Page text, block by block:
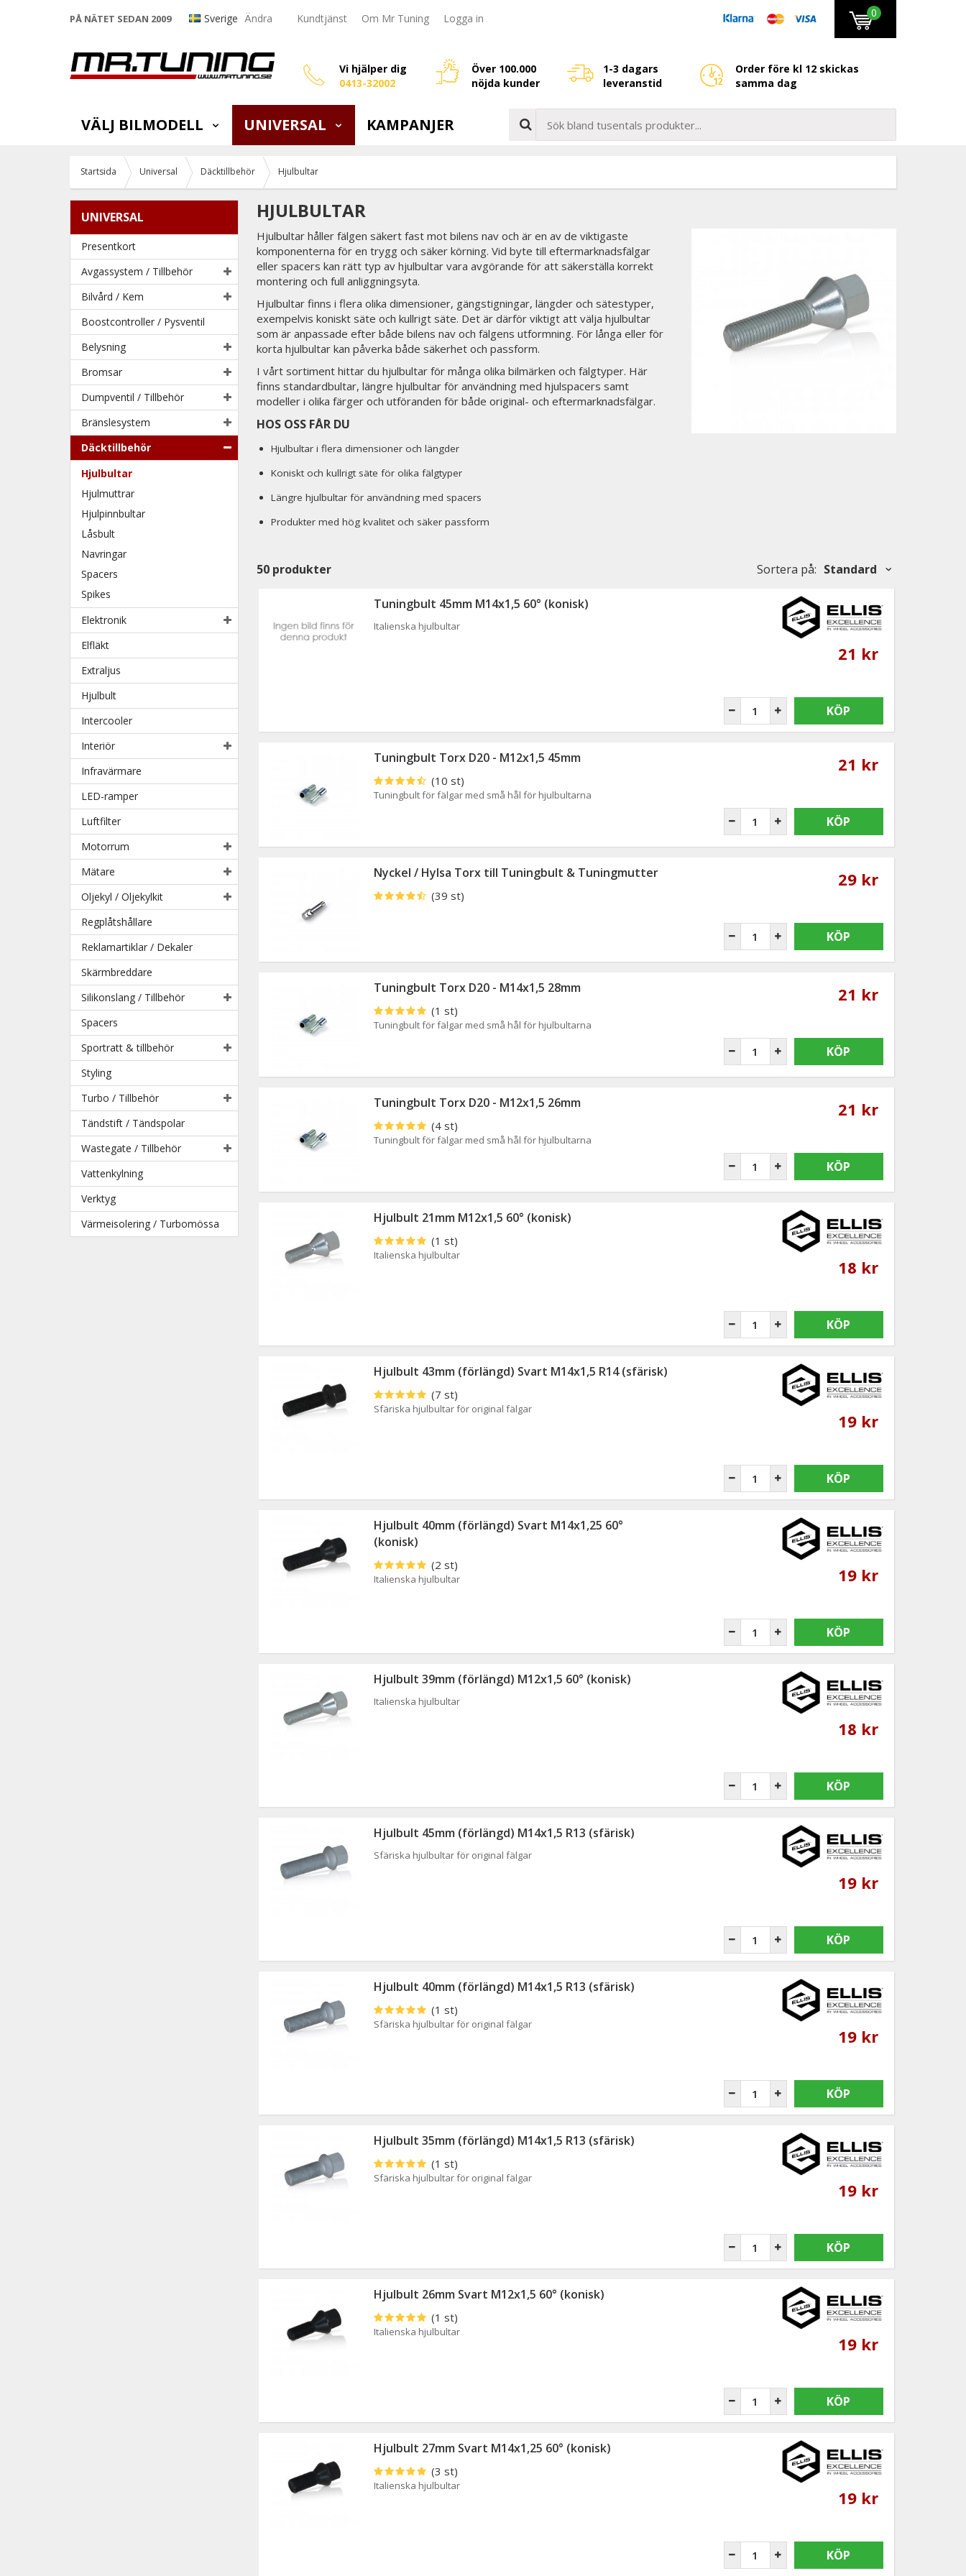
PÅ NÄTET SEDAN 2009 Sverige Ändra Kundtjänst Om Mr Tuning Logga in 0
Vi hjälper dig
0413-32002
Över 100.000
nöjda kunder
1-3 dagars
leveranstid
Order före kl 12 skickas
samma dag
VÄLJ BILMODELL UNIVERSAL KAMPANJER
Startsida Universal Däcktillbehör Hjulbultar
UNIVERSAL
Presentkort
Avgassystem / Tillbehör
Bilvård / Kem
Boostcontroller / Pysventil
Belysning
Bromsar
Dumpventil / Tillbehör
Bränslesystem
Däcktillbehör
Hjulbultar
Hjulmuttrar
Hjulpinnbultar
Låsbult
Navringar
Spacers
Spikes
Elektronik
Elfläkt
Extraljus
Hjulbult
Intercooler
Interiör
Infravärmare
LED-ramper
Luftfilter
Motorrum
Mätare
Oljekyl / Oljekylkit
Regplåtshållare
Reklamartiklar / Dekaler
Skärmbreddare
Silikonslang / Tillbehör
Spacers
Sportratt & tillbehör
Styling
Turbo / Tillbehör
Tändstift / Tändspolar
Wastegate / Tillbehör
Vattenkylning
Verktyg
Värmeisolering / Turbomössa
HJULBULTAR
Hjulbultar håller fälgen säkert fast mot bilens nav och är en av de viktigaste
komponenterna för en trygg och säker körning. Vid byte till eftermarknadsfälgar
eller spacers kan rätt typ av hjulbultar vara avgörande för att säkerställa korrekt
montering och full anliggningsyta.
Hjulbultar finns i flera olika dimensioner, gängstigningar, längder och sätestyper,
exempelvis koniskt säte och kullrigt säte. Det är därför viktigt att välja hjulbultar
som är anpassade efter både bilens nav och fälgens utformning. För långa eller för
korta hjulbultar kan påverka både säkerhet och passform.
I vårt sortiment hittar du hjulbultar för många olika bilmärken och fälgtyper. Här
finns standardbultar, längre hjulbultar för användning med hjulspacers samt
modeller i olika färger och utföranden för både original- och eftermarknadsfälgar.
HOS OSS FÅR DU
Hjulbultar i flera dimensioner och längder
Koniskt och kullrigt säte för olika fälgtyper
Längre hjulbultar för användning med spacers
Produkter med hög kvalitet och säker passform
50 produkter Sortera på: Standard
Tuningbult 45mm M14x1,5 60° (konisk)
Italienska hjulbultar
21 kr
KÖP
Tuningbult Torx D20 - M12x1,5 45mm
(10 st)
Tuningbult för fälgar med små hål för hjulbultarna
21 kr
KÖP
Nyckel / Hylsa Torx till Tuningbult & Tuningmutter
(39 st)
29 kr
KÖP
Tuningbult Torx D20 - M14x1,5 28mm
(1 st)
Tuningbult för fälgar med små hål för hjulbultarna
21 kr
KÖP
Tuningbult Torx D20 - M12x1,5 26mm
(4 st)
Tuningbult för fälgar med små hål för hjulbultarna
21 kr
KÖP
Hjulbult 21mm M12x1,5 60° (konisk)
(1 st)
Italienska hjulbultar
18 kr
KÖP
Hjulbult 43mm (förlängd) Svart M14x1,5 R14 (sfärisk)
(7 st)
Sfäriska hjulbultar för original fälgar
19 kr
KÖP
Hjulbult 40mm (förlängd) Svart M14x1,25 60°
(konisk)
(2 st)
Italienska hjulbultar 19 kr
KÖP
Hjulbult 39mm (förlängd) M12x1,5 60° (konisk)
Italienska hjulbultar
18 kr
KÖP
Hjulbult 45mm (förlängd) M14x1,5 R13 (sfärisk)
Sfäriska hjulbultar för original fälgar
19 kr
KÖP
Hjulbult 40mm (förlängd) M14x1,5 R13 (sfärisk)
(1 st)
Sfäriska hjulbultar för original fälgar
19 kr
KÖP
Hjulbult 35mm (förlängd) M14x1,5 R13 (sfärisk)
(1 st)
Sfäriska hjulbultar för original fälgar
19 kr
KÖP
Hjulbult 26mm Svart M12x1,5 60° (konisk)
(1 st)
Italienska hjulbultar
19 kr
KÖP
Hjulbult 27mm Svart M14x1,25 60° (konisk)
(3 st)
Italienska hjulbultar
19 kr
KÖP